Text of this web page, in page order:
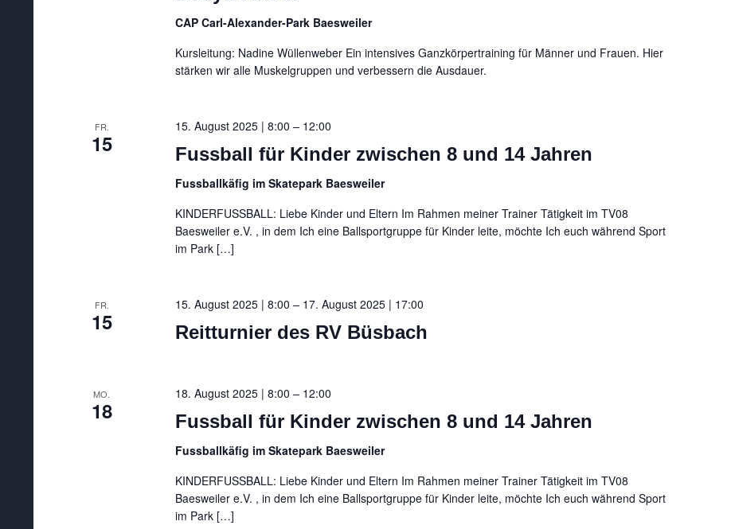
CAP Carl-Alexander-Park Baesweiler
Kursleitung: Nadine Wüllenweber Ein intensives Ganzkörpertraining für Männer und Frauen. Hier
stärken wir alle Muskelgruppen und verbessern die Ausdauer.
FR.
15
15. August 2025 | 8:00 – 12:00
Fussball für Kinder zwischen 8 und 14 Jahren
Fussballkäfig im Skatepark Baesweiler
KINDERFUSSBALL: Liebe Kinder und Eltern Im Rahmen meiner Trainer Tätigkeit im TV08
Baesweiler e.V. , in dem Ich eine Ballsportgruppe für Kinder leite, möchte Ich euch während Sport
im Park […]
FR.
15
15. August 2025 | 8:00 – 17. August 2025 | 17:00
Reitturnier des RV Büsbach
MO.
18
18. August 2025 | 8:00 – 12:00
Fussball für Kinder zwischen 8 und 14 Jahren
Fussballkäfig im Skatepark Baesweiler
KINDERFUSSBALL: Liebe Kinder und Eltern Im Rahmen meiner Trainer Tätigkeit im TV08
Baesweiler e.V. , in dem Ich eine Ballsportgruppe für Kinder leite, möchte Ich euch während Sport
im Park […]